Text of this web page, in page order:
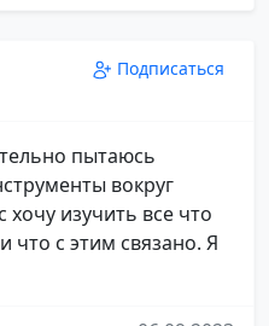
Подписаться
пытаюсь
вокруг
изучить все что
что с этим связано. Я